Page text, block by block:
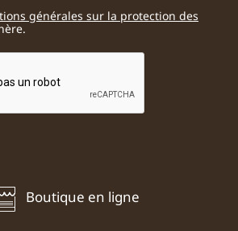
générales sur la protection des
Boutique en ligne